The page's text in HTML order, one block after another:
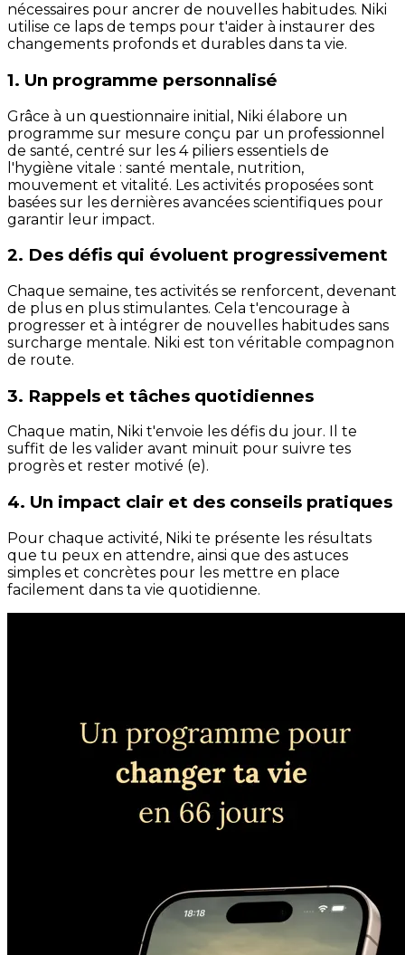
nécessaires pour ancrer de nouvelles habitudes. Niki
utilise ce laps de temps pour t'aider à instaurer des
changements profonds et durables dans ta vie.
1. Un programme personnalisé
Grâce à un questionnaire initial, Niki élabore un
programme sur mesure conçu par un professionnel
de santé, centré sur les 4 piliers essentiels de
l'hygiène vitale : santé mentale, nutrition,
mouvement et vitalité. Les activités proposées sont
basées sur les dernières avancées scientifiques pour
garantir leur impact.
2. Des défis qui évoluent progressivement
Chaque semaine, tes activités se renforcent, devenant
de plus en plus stimulantes. Cela t'encourage à
progresser et à intégrer de nouvelles habitudes sans
surcharge mentale. Niki est ton véritable compagnon
de route.
3. Rappels et tâches quotidiennes
Chaque matin, Niki t'envoie les défis du jour. Il te
suffit de les valider avant minuit pour suivre tes
progrès et rester motivé (e).
4. Un impact clair et des conseils pratiques
Pour chaque activité, Niki te présente les résultats
que tu peux en attendre, ainsi que des astuces
simples et concrètes pour les mettre en place
facilement dans ta vie quotidienne.